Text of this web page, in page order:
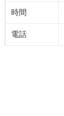
時間
電話